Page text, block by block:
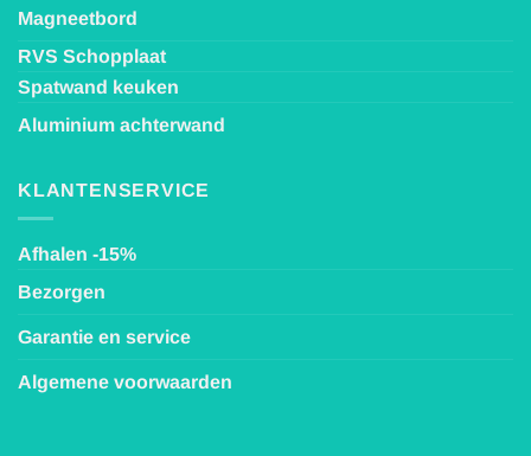
Magneetbord
RVS Schopplaat
Spatwand keuken
Aluminium achterwand
KLANTENSERVICE
Afhalen -15%
Bezorgen
Garantie en service
Algemene voorwaarden